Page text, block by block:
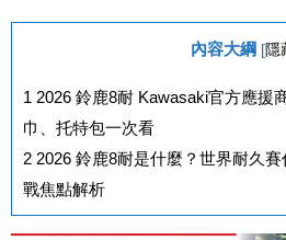
內容大綱 [隱
1 2026 鈴鹿8耐 Kawasaki官方應援
巾、托特包一次看
2 2026 鈴鹿8耐是什麼？世界耐久
戰焦點解析